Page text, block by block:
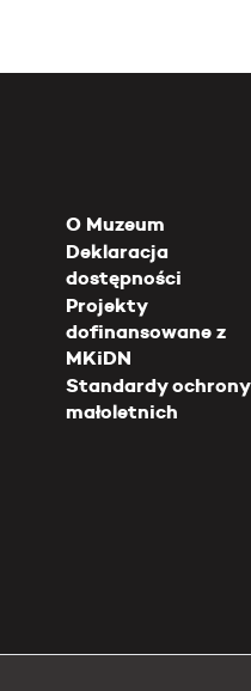
O Muzeum
Deklaracja
dostępności
Projekty
dofinansowane z
MKiDN
Standardy ochrony
małoletnich